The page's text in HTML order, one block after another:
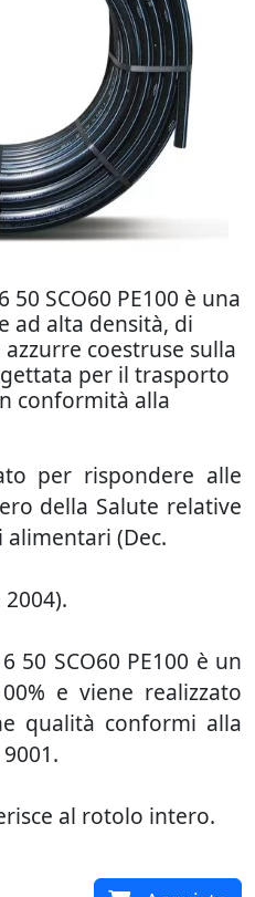
SCO60 PE100 è una
ad alta densità, di
coestruse sulla
per il trasporto
conformità alla
per rispondere alle
della Salute relative
(Dec.
50 SCO60 PE100 è un
e viene realizzato
qualità conformi alla
al rotolo intero.